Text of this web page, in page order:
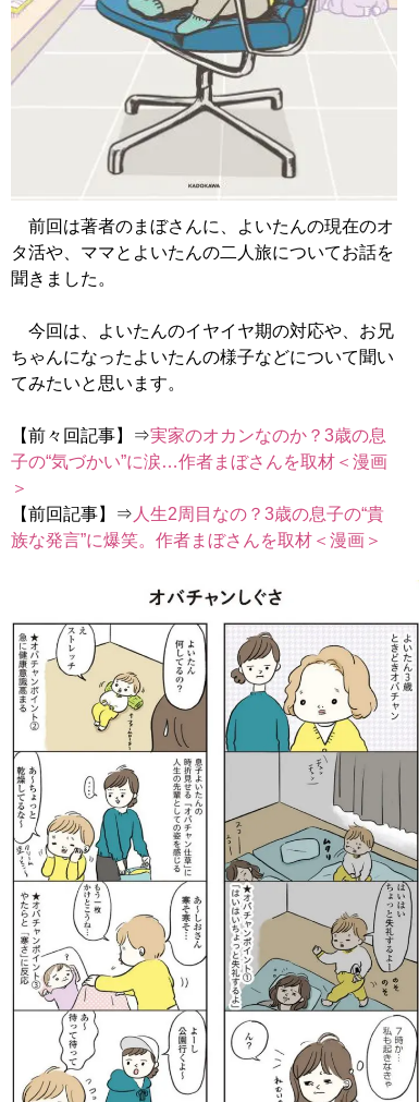
前回は著者のまぼさんに、よいたんの現在のオ
タ活や、ママとよいたんの二人旅についてお話を
聞きました。
今回は、よいたんのイヤイヤ期の対応や、お兄
ちゃんになったよいたんの様子などについて聞い
てみたいと思います。
【前々回記事】⇒実家のオカンなのか？3歳の息
子の“気づかい”に涙…作者まぼさんを取材＜漫画
＞
【前回記事】⇒ 人生2周目なの？3歳の息子の“貴
族な発言”に爆笑。作者まぼさんを取材＜漫画＞